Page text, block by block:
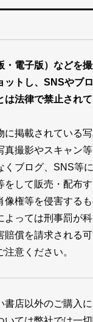
・電子版）などを
ットし、SNSやブ
は法律で禁止されて
に掲載されている
真撮影やスキャン
くブログ、SNS等
をして販売・配布
像権等を侵害する
よっては刑事罰が
賠償を請求される
注意ください。
書店以外のご購入